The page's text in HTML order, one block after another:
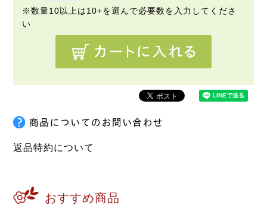
返品特約について
おすすめ商品